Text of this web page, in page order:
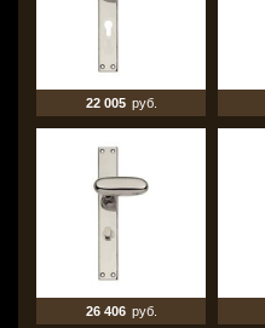
22 005 руб.
26 406 руб.